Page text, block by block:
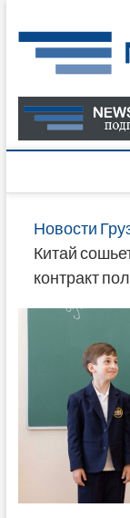
to
content
Новости
Китай
контракт